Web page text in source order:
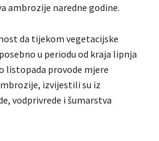
ambrozije naredne godine.
da tijekom vegetacijske
u periodu od kraja lipnja
listopada provode mjere
izvijestili su iz
vodprivrede i šumarstva